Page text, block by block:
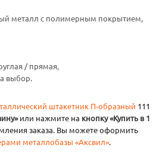
металл с полимерным покрытием,
/ прямая,
выбор.
штакетник П-образный 111
или нажмите на кнопку «Купить в 1
заказа. Вы можете оформить
металлобазы «Аксвил».